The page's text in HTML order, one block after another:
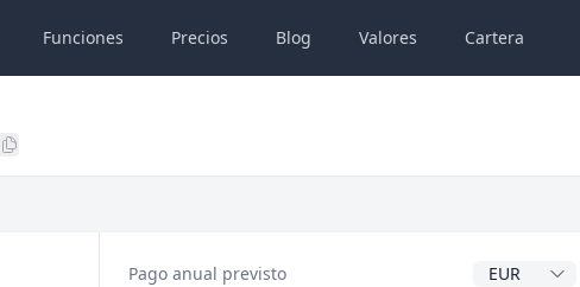
Funciones Precios Blog Valores Cartera
Pago anual previsto Divisa del